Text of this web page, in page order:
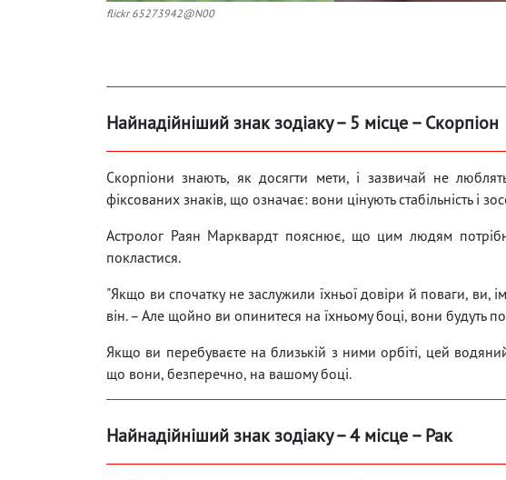
flickr 65273942@N00
Найнадійніший знак зодіаку – 5 місце – Скорпіон
Скорпіони знають, як досягти мети, і зазвичай не
фіксованих знаків, що означає: вони цінують стабільність і
Астролог Раян Марквардт пояснює, що цим людям
покластися.
"Якщо ви спочатку не заслужили їхньої довіри й поваги, ви,
він. – Але щойно ви опинитеся на їхньому боці, вони будуть
Якщо ви перебуваєте на близькій з ними орбіті, цей
що вони, безперечно, на вашому боці.
Найнадійніший знак зодіаку – 4 місце – Рак